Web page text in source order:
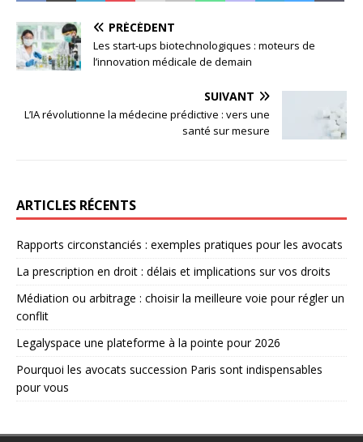
PRÉCÉDENT
Les start-ups biotechnologiques : moteurs de
l’innovation médicale de demain
SUIVANT
L’IA révolutionne la médecine prédictive : vers une
santé sur mesure
ARTICLES RÉCENTS
Rapports circonstanciés : exemples pratiques pour les avocats
La prescription en droit : délais et implications sur vos droits
Médiation ou arbitrage : choisir la meilleure voie pour régler un
conflit
Legalyspace une plateforme à la pointe pour 2026
Pourquoi les avocats succession Paris sont indispensables
pour vous